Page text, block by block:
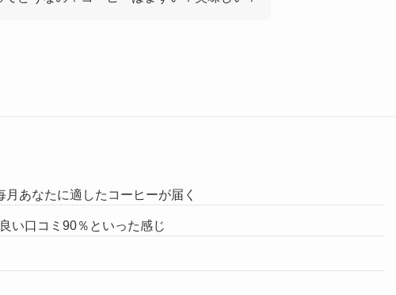
あなたに適したコーヒーが届く
い口コミ90％といった感じ